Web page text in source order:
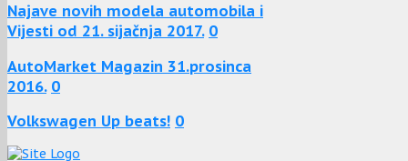
Najave novih modela automobila i
Vijesti od 21. sijačnja 2017. 0
AutoMarket Magazin 31.prosinca
2016. 0
Volkswagen Up beats! 0